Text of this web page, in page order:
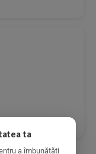
ta
a îmbunătăți